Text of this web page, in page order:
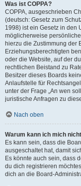
Was ist COPPA?
COPPA, ausgeschrieben
(deutsch: Gesetz zum
1998) ist ein Gesetz in den
möglicherweise
hierzu die Zustimmung der
Erziehungsberechtigten
oder die Website, auf der
rechtlichen Beistand zu
Besitzer dieses Boards
Anlaufstelle für
unter der Frage „An wen
juristische Anfragen zu
Nach oben
Warum kann ich mich
Es kann sein, dass die
ausgeschaltet hat, damit
Es könnte auch sein, dass
du dich registrieren
dich an die Board-